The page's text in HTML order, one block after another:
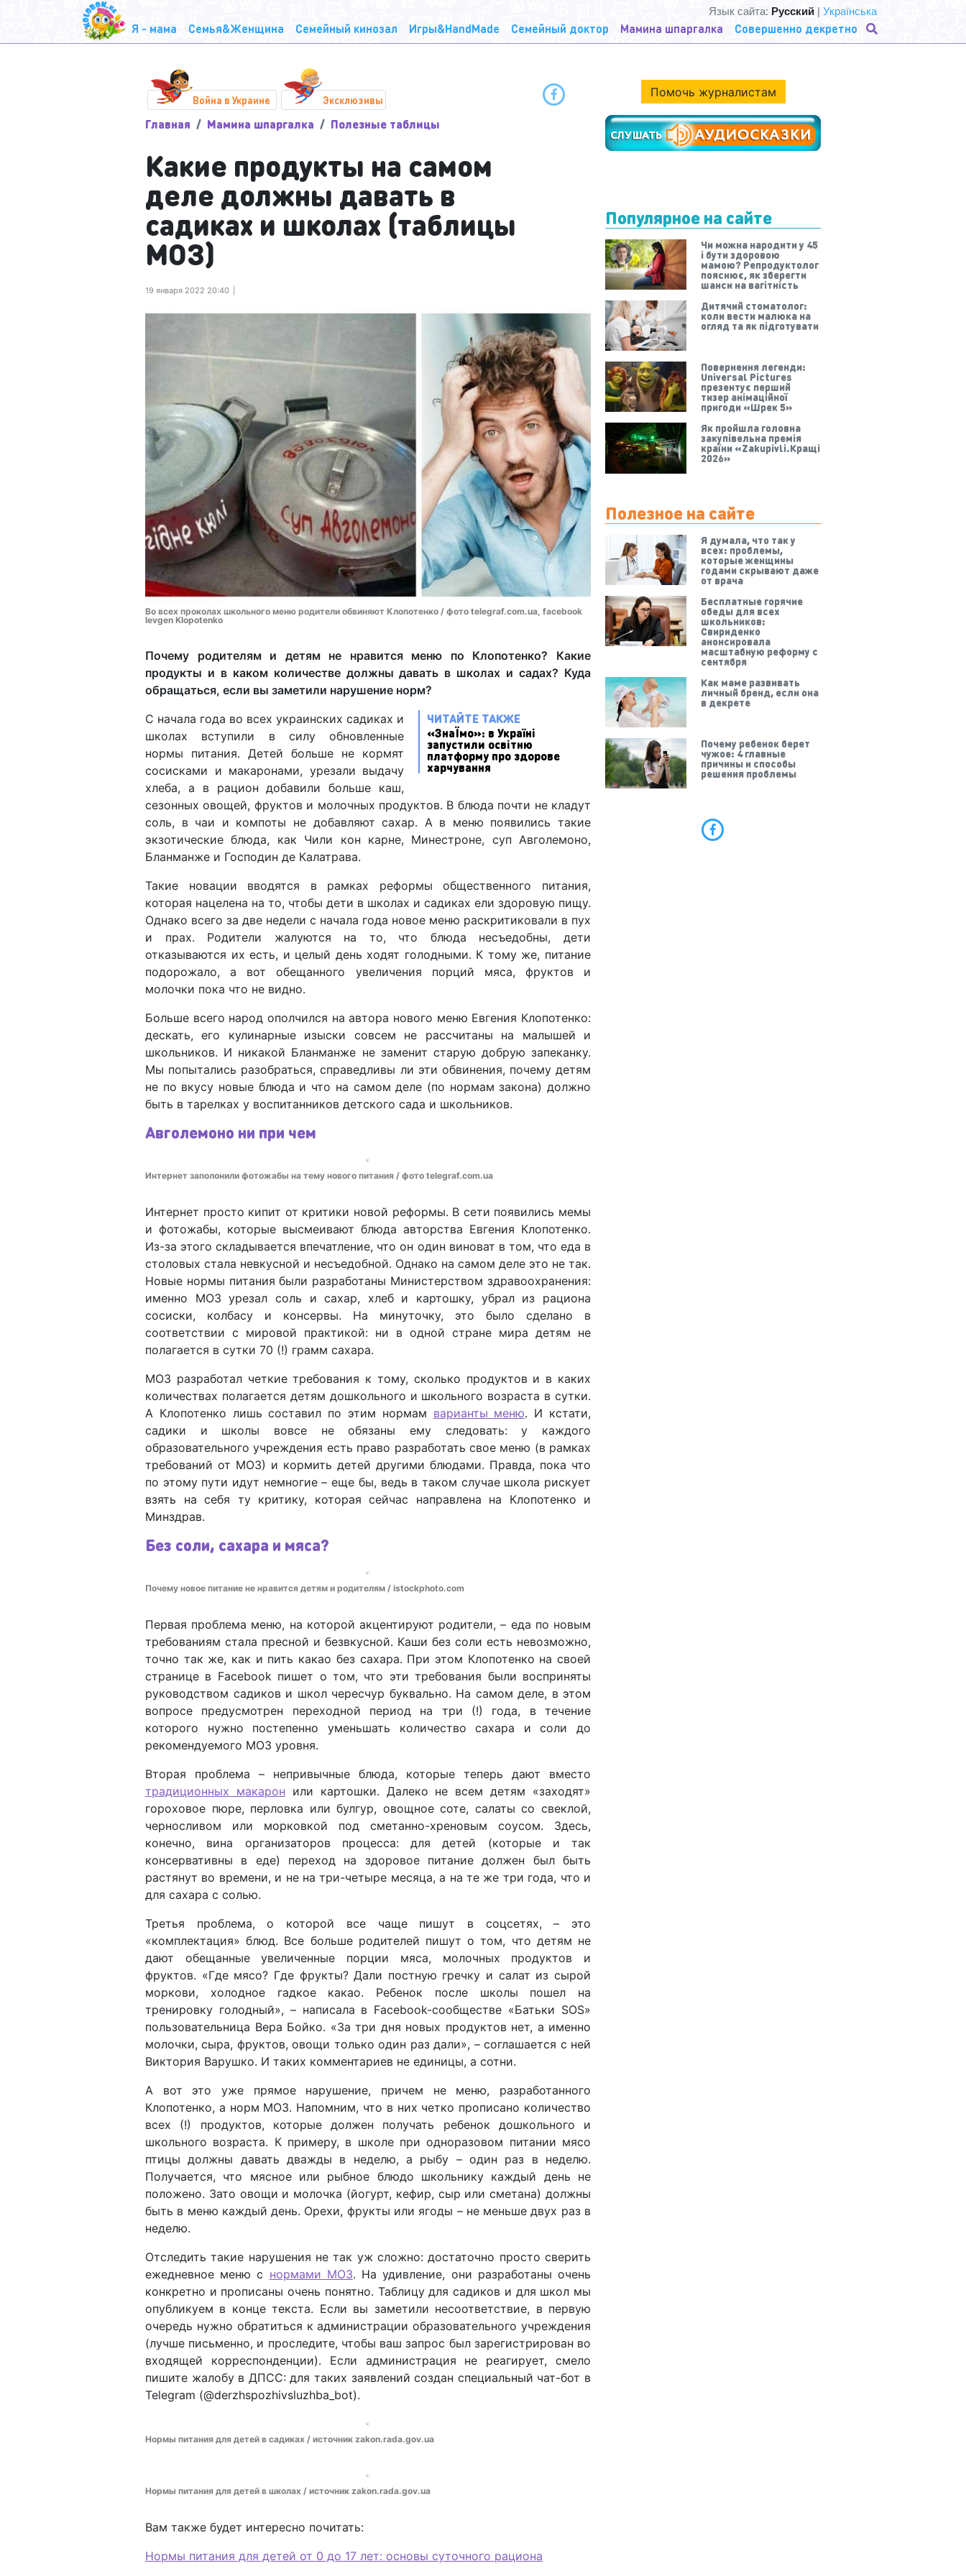
Я - мама Семья&Женщина Семейный кинозал Игры&HandMade Семейный доктор Мамина шпаргалка Совершенно декретно
Язык сайта: Русский | Українська
Война в Украине Эксклюзивы
Главная Мамина шпаргалка Полезные таблицы
Какие продукты на самом
деле должны давать в
садиках и школах (таблицы
МОЗ)
19 января 2022 20:40
Во всех проколах школьного меню родители обвиняют Клопотенко / фото telegraf.com.ua, facebook
Ievgen Klopotenko
Почему родителям и детям не нравится меню по Клопотенко? Какие
продукты и в каком количестве должны давать в школах и садах? Куда
обращаться, если вы заметили нарушение норм?
ЧИТАЙТЕ ТАКЖЕ
«ЗнаЇмо»: в Україні
запустили освітню
платформу про здорове
харчування
С начала года во всех украинских садиках и
школах вступили в силу обновленные
нормы питания. Детей больше не кормят
сосисками и макаронами, урезали выдачу
хлеба, а в рацион добавили больше каш,
сезонных овощей, фруктов и молочных продуктов. В блюда почти не кладут
соль, в чаи и компоты не добавляют сахар. А в меню появились такие
экзотические блюда, как Чили кон карне, Минестроне, суп Авголемоно,
Бланманже и Господин де Калатрава.
Такие новации вводятся в рамках реформы общественного питания,
которая нацелена на то, чтобы дети в школах и садиках ели здоровую пищу.
Однако всего за две недели с начала года новое меню раскритиковали в пух
и прах. Родители жалуются на то, что блюда несъедобны, дети
отказываются их есть, и целый день ходят голодными. К тому же, питание
подорожало, а вот обещанного увеличения порций мяса, фруктов и
молочки пока что не видно.
Больше всего народ ополчился на автора нового меню Евгения Клопотенко:
дескать, его кулинарные изыски совсем не рассчитаны на малышей и
школьников. И никакой Бланманже не заменит старую добрую запеканку.
Мы попытались разобраться, справедливы ли эти обвинения, почему детям
не по вкусу новые блюда и что на самом деле (по нормам закона) должно
быть в тарелках у воспитанников детского сада и школьников.
Авголемоно ни при чем
Интернет заполонили фотожабы на тему нового питания / фото telegraf.com.ua
Интернет просто кипит от критики новой реформы. В сети появились мемы
и фотожабы, которые высмеивают блюда авторства Евгения Клопотенко.
Из-за этого складывается впечатление, что он один виноват в том, что еда в
столовых стала невкусной и несъедобной. Однако на самом деле это не так.
Новые нормы питания были разработаны Министерством здравоохранения:
именно МОЗ урезал соль и сахар, хлеб и картошку, убрал из рациона
сосиски, колбасу и консервы. На минуточку, это было сделано в
соответствии с мировой практикой: ни в одной стране мира детям не
полагается в сутки 70 (!) грамм сахара.
МОЗ разработал четкие требования к тому, сколько продуктов и в каких
количествах полагается детям дошкольного и школьного возраста в сутки.
А Клопотенко лишь составил по этим нормам варианты меню. И кстати,
садики и школы вовсе не обязаны ему следовать: у каждого
образовательного учреждения есть право разработать свое меню (в рамках
требований от МОЗ) и кормить детей другими блюдами. Правда, пока что
по этому пути идут немногие – еще бы, ведь в таком случае школа рискует
взять на себя ту критику, которая сейчас направлена на Клопотенко и
Минздрав.
Без соли, сахара и мяса?
Почему новое питание не нравится детям и родителям / istockphoto.com
Первая проблема меню, на которой акцентируют родители, – еда по новым
требованиям стала пресной и безвкусной. Каши без соли есть невозможно,
точно так же, как и пить какао без сахара. При этом Клопотенко на своей
странице в Fаcebook пишет о том, что эти требования были восприняты
руководством садиков и школ чересчур буквально. На самом деле, в этом
вопросе предусмотрен переходной период на три (!) года, в течение
которого нужно постепенно уменьшать количество сахара и соли до
рекомендуемого МОЗ уровня.
Вторая проблема – непривычные блюда, которые теперь дают вместо
традиционных макарон или картошки. Далеко не всем детям «заходят»
гороховое пюре, перловка или булгур, овощное соте, салаты со свеклой,
черносливом или морковкой под сметанно-хреновым соусом. Здесь,
конечно, вина организаторов процесса: для детей (которые и так
консервативны в еде) переход на здоровое питание должен был быть
растянут во времени, и не на три-четыре месяца, а на те же три года, что и
для сахара с солью.
Третья проблема, о которой все чаще пишут в соцсетях, – это
«комплектация» блюд. Все больше родителей пишут о том, что детям не
дают обещанные увеличенные порции мяса, молочных продуктов и
фруктов. «Где мясо? Где фрукты? Дали постную гречку и салат из сырой
моркови, холодное гадкое какао. Ребенок после школы пошел на
тренировку голодный», – написала в Facebook-сообществе «Батьки SOS»
пользовательница Вера Бойко. «За три дня новых продуктов нет, а именно
молочки, сыра, фруктов, овощи только один раз дали», – соглашается с ней
Виктория Варушко. И таких комментариев не единицы, а сотни.
А вот это уже прямое нарушение, причем не меню, разработанного
Клопотенко, а норм МОЗ. Напомним, что в них четко прописано количество
всех (!) продуктов, которые должен получать ребенок дошкольного и
школьного возраста. К примеру, в школе при одноразовом питании мясо
птицы должны давать дважды в неделю, а рыбу – один раз в неделю.
Получается, что мясное или рыбное блюдо школьнику каждый день не
положено. Зато овощи и молочка (йогурт, кефир, сыр или сметана) должны
быть в меню каждый день. Орехи, фрукты или ягоды – не меньше двух раз в
неделю.
Отследить такие нарушения не так уж сложно: достаточно просто сверить
ежедневное меню с нормами МОЗ. На удивление, они разработаны очень
конкретно и прописаны очень понятно. Таблицу для садиков и для школ мы
опубликуем в конце текста. Если вы заметили несоответствие, в первую
очередь нужно обратиться к администрации образовательного учреждения
(лучше письменно, и проследите, чтобы ваш запрос был зарегистрирован во
входящей корреспонденции). Если администрация не реагирует, смело
пишите жалобу в ДПСС: для таких заявлений создан специальный чат-бот в
Telegram (@derzhspozhivsluzhba_bot).
Нормы питания для детей в садиках / источник zakon.rada.gov.ua
Нормы питания для детей в школах / источник zakon.rada.gov.ua
Вам также будет интересно почитать:
Нормы питания для детей от 0 до 17 лет: основы суточного рациона
Помочь журналистам
Популярное на сайте
Чи можна народити у 45
і бути здоровою
мамою? Репродуктолог
пояснює, як зберегти
шанси на вагітність
Дитячий стоматолог:
коли вести малюка на
огляд та як підготувати
Повернення легенди:
Universal Pictures
презентує перший
тизер анімаційної
пригоди «Шрек 5»
Як пройшла головна
закупівельна премія
країни «Zakupivli.Кращі
2026»
Полезное на сайте
Я думала, что так у
всех: проблемы,
которые женщины
годами скрывают даже
от врача
Бесплатные горячие
обеды для всех
школьников:
Свириденко
анонсировала
масштабную реформу с
сентября
Как маме развивать
личный бренд, если она
в декрете
Почему ребенок берет
чужое: 4 главные
причины и способы
решения проблемы